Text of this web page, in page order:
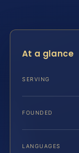
At a glance
SERVING
FOUNDED
LANGUAGES